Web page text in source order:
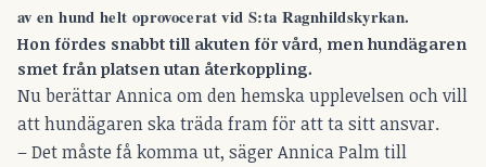
av en hund helt oprovocerat vid S:ta Ragnhildskyrkan.
Hon fördes snabbt till akuten för vård, men hundägaren
smet från platsen utan återkoppling.
Nu berättar Annica om den hemska upplevelsen och vill
att hundägaren ska träda fram för att ta sitt ansvar.
– Det måste få komma ut, säger Annica Palm till